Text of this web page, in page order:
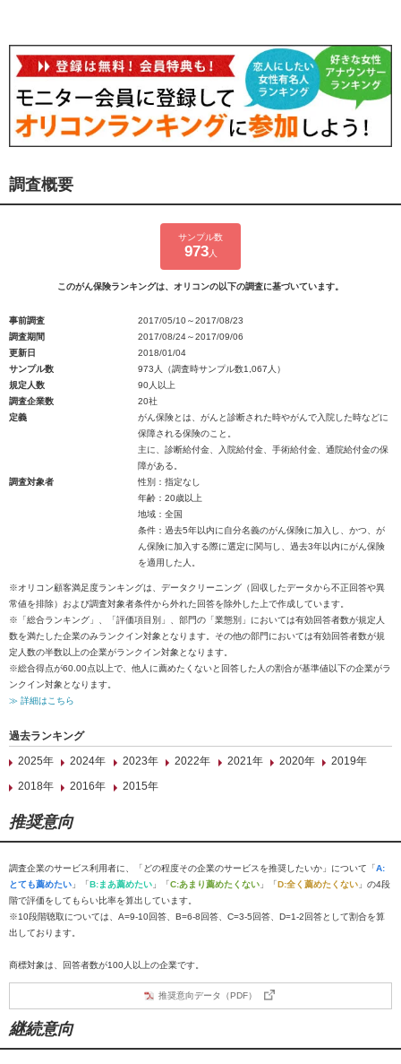
調査概要
サンプル数
973人
このがん保険ランキングは、オリコンの以下の調査に基づいています。
事前調査
2017/05/10～2017/08/23
調査期間
2017/08/24～2017/09/06
更新日
2018/01/04
サンプル数
973人（調査時サンプル数1,067人）
規定人数
90人以上
調査企業数
20社
定義
がん保険とは、がんと診断された時やがんで入院した時などに
保障される保険のこと。
主に、診断給付金、入院給付金、手術給付金、通院給付金の保
障がある。
調査対象者
性別：指定なし
年齢：20歳以上
地域：全国
条件：過去5年以内に自分名義のがん保険に加入し、かつ、が
ん保険に加入する際に選定に関与し、過去3年以内にがん保険
を適用した人。
※オリコン顧客満足度ランキングは、データクリーニング（回収したデータから不正回答や異
常値を排除）および調査対象者条件から外れた回答を除外した上で作成しています。
※「総合ランキング」、「評価項目別」、部門の「業態別」においては有効回答者数が規定人
数を満たした企業のみランクイン対象となります。その他の部門においては有効回答者数が規
定人数の半数以上の企業がランクイン対象となります。
※総合得点が60.00点以上で、他人に薦めたくないと回答した人の割合が基準値以下の企業がラ
ンクイン対象となります。
≫ 詳細はこちら
過去ランキング
2025年
2024年 2023年 2022年 2021年 2020年
2019年
2018年
2016年 2015年
推奨意向
調査企業のサービス利用者に、「どの程度その企業のサービスを推奨したいか」について「A:
とても薦めたい 」「B:まあ薦めたい 」「C:あまり薦めたくない 」「D:全く薦めたくない 」の4段
階で評価をしてもらい比率を算出しています。
※10段階聴取については、A=9-10回答、B=6-8回答、C=3-5回答、D=1-2回答として割合を算
出しております。
商標対象は、回答者数が100人以上の企業です。
推奨意向データ（PDF）
継続意向